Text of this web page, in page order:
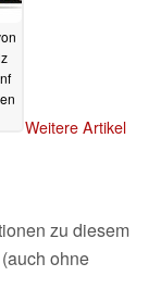
Weitere Artikel
zu diesem
ohne